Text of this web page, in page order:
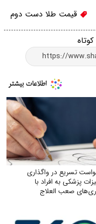
قیمت طلا دست دوم
تسریع در واگذاری
پزشکی به افراد با
صعب العلاج